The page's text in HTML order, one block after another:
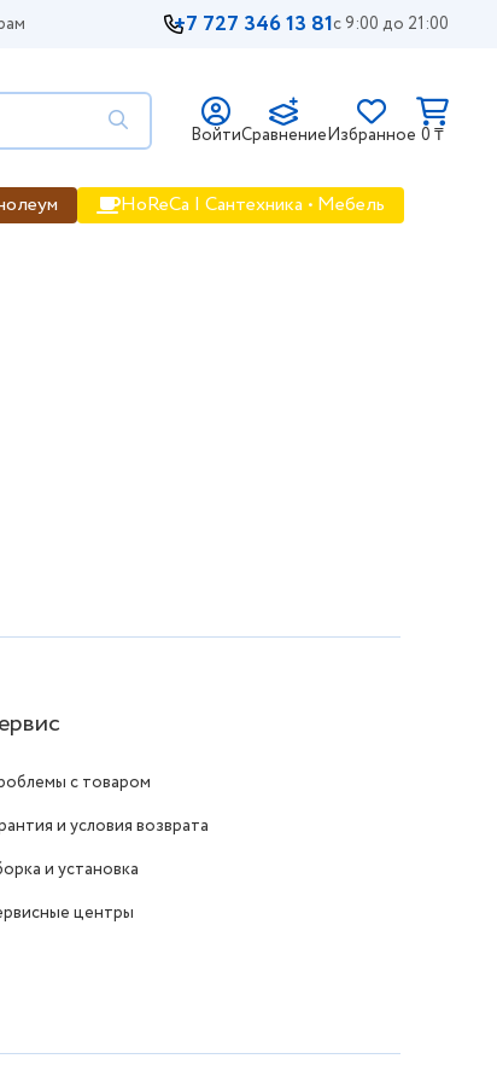
+7 727 346 13 81с 9:00 до 21:00
ВойтиСравнениеИзбранное 0 ₸
HoReCa | Сантехника • Мебель
с товаром
и условия возврата
и установка
центры